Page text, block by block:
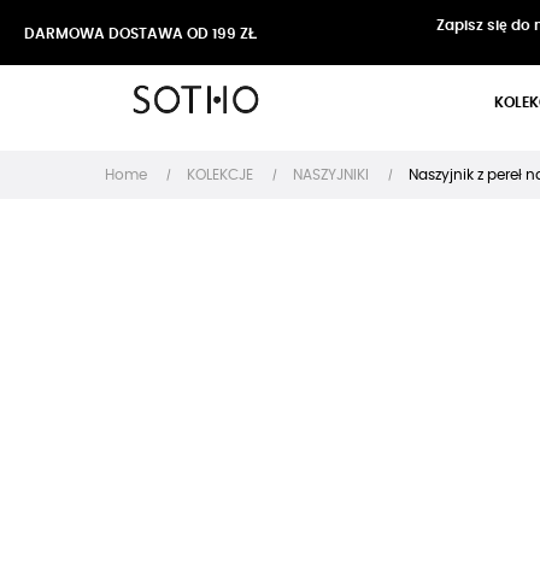
DARMOWA DOSTAWA OD 199 ZŁ
Zapisz się do
Home KOLEKCJE NASZYJNIKI Naszyjnik z pereł